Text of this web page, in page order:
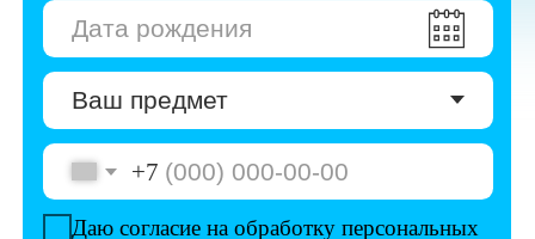
Даю согласие наобработку персональных
Даю согласие наполучение рекламы
Перейти к анкете